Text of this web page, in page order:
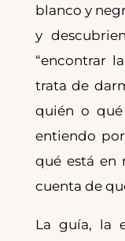
blanco y
y
“encontrar
trata de
quién o
entiendo
qué está en
cuenta de
La guía, la